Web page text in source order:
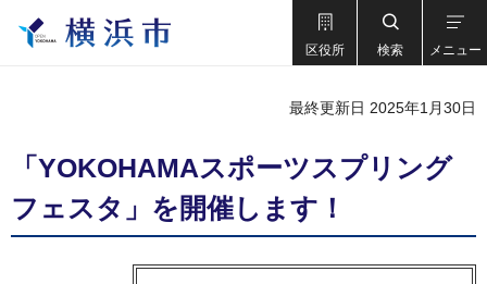
区役所 検索 メニュー
最終更新日 2025年1月30日
「YOKOHAMAスポーツスプリング
フェスタ」を開催します！